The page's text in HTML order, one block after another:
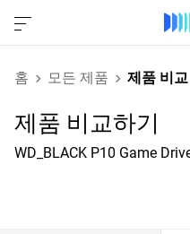
홈 모든 제품 제품 비교
제품 비교하기
WD_BLACK P10 Game